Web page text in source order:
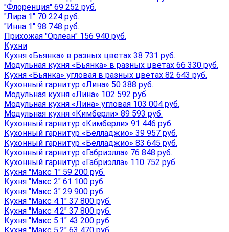
"Флоренция" 69 252 руб.
"Лира 1" 70 224 руб.
"Инна 1" 98 748 руб.
Прихожая "Орлеан" 156 940 руб.
Кухни
Кухня «Бьянка» в разных цветах 38 731 руб.
Модульная кухня «Бьянка» в разных цветах 66 330 руб.
Кухня «Бьянка» угловая в разных цветах 82 643 руб.
Кухонный гарнитур «Лина» 50 388 руб.
Модульная кухня «Лина» 102 592 руб.
Модульная кухня «Лина» угловая 103 004 руб.
Модульная кухня «Кимберли» 89 593 руб.
Кухонный гарнитур «Кимберли» 91 446 руб.
Кухонный гарнитур «Белладжио» 39 957 руб.
Кухонный гарнитур «Белладжио» 83 645 руб.
Кухонный гарнитур «Габриэлла» 76 848 руб.
Кухонный гарнитур «Габриэлла» 110 752 руб.
Кухня "Макс 1" 59 200 руб.
Кухня "Макс 2" 61 100 руб.
Кухня "Макс 3" 29 900 руб.
Кухня "Макс 4.1" 37 800 руб.
Кухня "Макс 4.2" 37 800 руб.
Кухня "Макс 5.1" 43 200 руб.